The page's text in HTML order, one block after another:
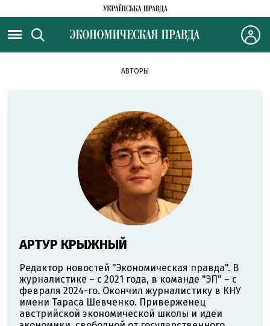
АВТОРЫ
АРТУР КРЫЖНЫЙ
Редактор новостей "Экономическая правда". В
журналистике – с 2021 года, в команде "ЭП" – с
февраля 2024-го. Окончил журналистику в КНУ
имени Тараса Шевченко. Приверженец
австрийской экономической школы и идеи